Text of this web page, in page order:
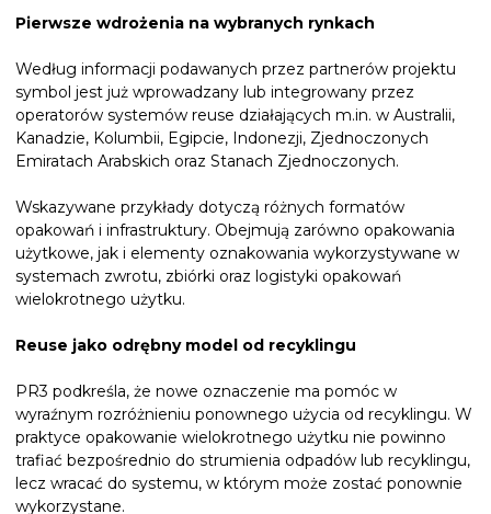
Pierwsze wdrożenia na wybranych rynkach
Według informacji podawanych przez partnerów projektu
symbol jest już wprowadzany lub integrowany przez
operatorów systemów reuse działających m.in. w Australii,
Kanadzie, Kolumbii, Egipcie, Indonezji, Zjednoczonych
Emiratach Arabskich oraz Stanach Zjednoczonych.
Wskazywane przykłady dotyczą różnych formatów
opakowań i infrastruktury. Obejmują zarówno opakowania
użytkowe, jak i elementy oznakowania wykorzystywane w
systemach zwrotu, zbiórki oraz logistyki opakowań
wielokrotnego użytku.
Reuse jako odrębny model od recyklingu
PR3 podkreśla, że nowe oznaczenie ma pomóc w
wyraźnym rozróżnieniu ponownego użycia od recyklingu. W
praktyce opakowanie wielokrotnego użytku nie powinno
trafiać bezpośrednio do strumienia odpadów lub recyklingu,
lecz wracać do systemu, w którym może zostać ponownie
wykorzystane.